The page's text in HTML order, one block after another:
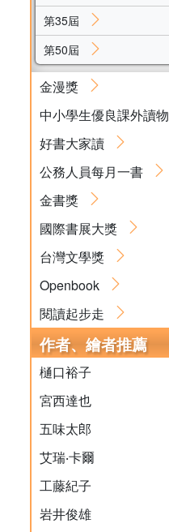
第35屆
第50屆
金漫獎
中小學生優良課外讀物
好書大家讀
公務人員每月一書
金書獎
國際書展大獎
台灣文學獎
Openbook
閱讀起步走
作者、繪者推薦
樋口裕子
宮西達也
五味太郎
艾瑞‧卡爾
工藤紀子
岩井俊雄